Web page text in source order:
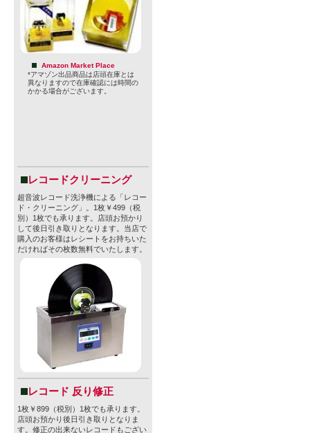
Amazon Market Place
*アマゾン出品商品は店頭在庫とは
異なりますので在庫確認には時間の
かかる場合がございます。
レコードクリーニング
超音波レコード洗浄機による「レコー
ド・クリーニング」。1枚￥499（税
別）1枚でも承ります。店頭お預かり
して後日引き取りとなります。当店で
購入のお客様はレシートをお持ちいた
だければその枚数無料でいたします。
レコード 反り修正
1枚￥899（税別）1枚でも承ります。
店頭お預かり後日引き取りとなりま
す。修正の出来ないレコードもござい